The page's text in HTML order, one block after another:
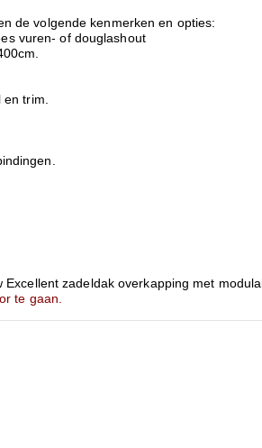
de volgende kenmerken en opties:
vuren- of douglashout
trim.
zadeldak overkapping met
te gaan.